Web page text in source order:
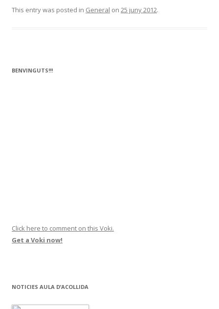
e
k
itt m
This entry was posted in General on 25 juny 2012.
BENVINGUTS!!!
Click here to comment on this Voki.
Get a Voki now!
NOTICIES AULA D’ACOLLIDA